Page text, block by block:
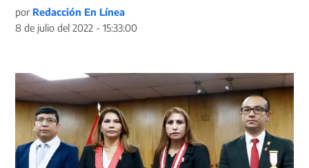
por Redacción En Línea
8 de julio del 2022 - 15:33:00